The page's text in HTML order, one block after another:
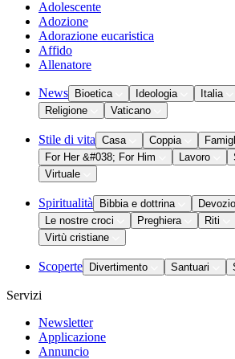
Adolescente
Adozione
Adorazione eucaristica
Affido
Allenatore
News Bioetica Ideologia Italia
Religione
Vaticano
Stile di vita Casa Coppia
For Her &#038; For Him
Lavoro
Virtuale
Spiritualità Bibbia e dottrina
Le nostre croci
Preghiera Riti
Virtù cristiane
Scoperte Divertimento Santuari
Servizi
Newsletter
Applicazione
Annuncio